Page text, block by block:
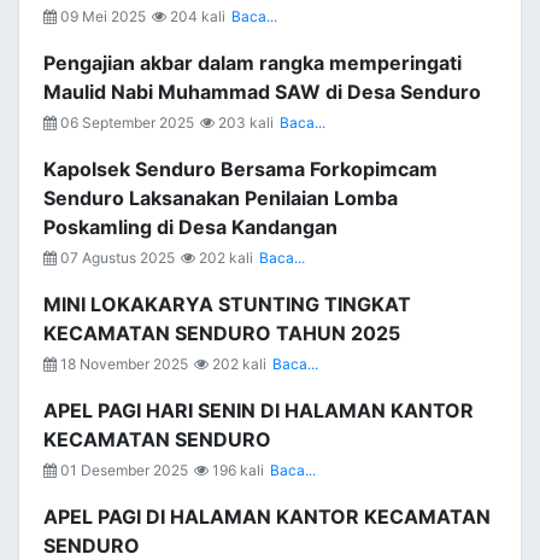
09 Mei 2025 204 kali Baca...
Pengajian akbar dalam rangka memperingati
Maulid Nabi Muhammad SAW di Desa Senduro
06 September 2025 203 kali Baca...
Kapolsek Senduro Bersama Forkopimcam
Senduro Laksanakan Penilaian Lomba
Poskamling di Desa Kandangan
07 Agustus 2025 202 kali Baca...
MINI LOKAKARYA STUNTING TINGKAT
KECAMATAN SENDURO TAHUN 2025
18 November 2025 202 kali Baca...
APEL PAGI HARI SENIN DI HALAMAN KANTOR
KECAMATAN SENDURO
01 Desember 2025 196 kali Baca...
APEL PAGI DI HALAMAN KANTOR KECAMATAN
SENDURO